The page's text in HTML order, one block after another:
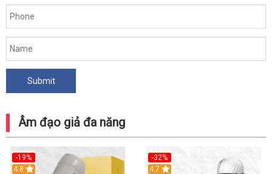
Âm đạo giả đa năng
-19%
Hot
4.8
-32%
Hot
4.7